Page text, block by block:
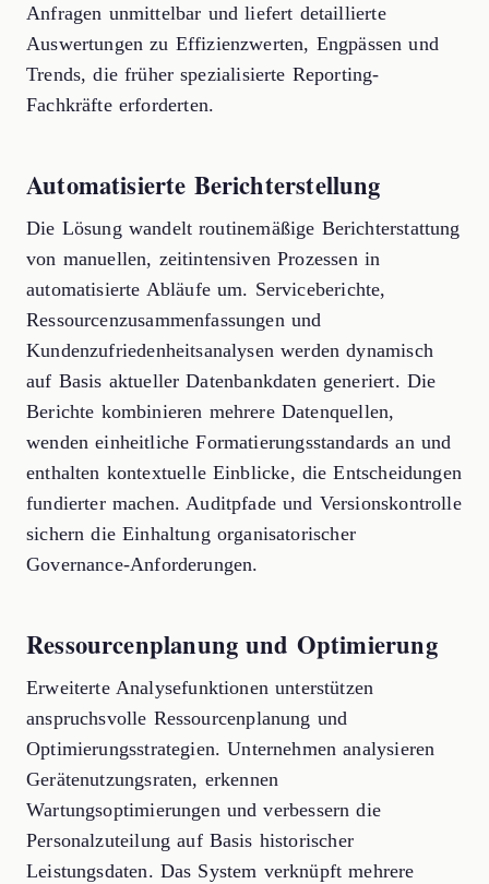
Anfragen unmittelbar und liefert detaillierte
Auswertungen zu Effizienzwerten, Engpässen und
Trends, die früher spezialisierte Reporting-
Fachkräfte erforderten.
Automatisierte Berichterstellung
Die Lösung wandelt routinemäßige Berichterstattung
von manuellen, zeitintensiven Prozessen in
automatisierte Abläufe um. Serviceberichte,
Ressourcenzusammenfassungen und
Kundenzufriedenheitsanalysen werden dynamisch
auf Basis aktueller Datenbankdaten generiert. Die
Berichte kombinieren mehrere Datenquellen,
wenden einheitliche Formatierungsstandards an und
enthalten kontextuelle Einblicke, die Entscheidungen
fundierter machen. Auditpfade und Versionskontrolle
sichern die Einhaltung organisatorischer
Governance-Anforderungen.
Ressourcenplanung und Optimierung
Erweiterte Analysefunktionen unterstützen
anspruchsvolle Ressourcenplanung und
Optimierungsstrategien. Unternehmen analysieren
Gerätenutzungsraten, erkennen
Wartungsoptimierungen und verbessern die
Personalzuteilung auf Basis historischer
Leistungsdaten. Das System verknüpft mehrere